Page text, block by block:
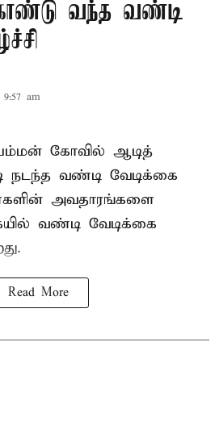
வந்த வண்டி
am
கோவில் ஆடித்
நடந்த வண்டி வேடிக்கை
அவதாரங்களை
வண்டி வேடிக்கை
Read More